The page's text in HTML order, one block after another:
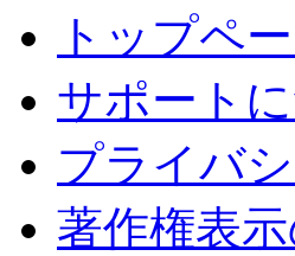
トップペ
サポート
プライバ
著作権表